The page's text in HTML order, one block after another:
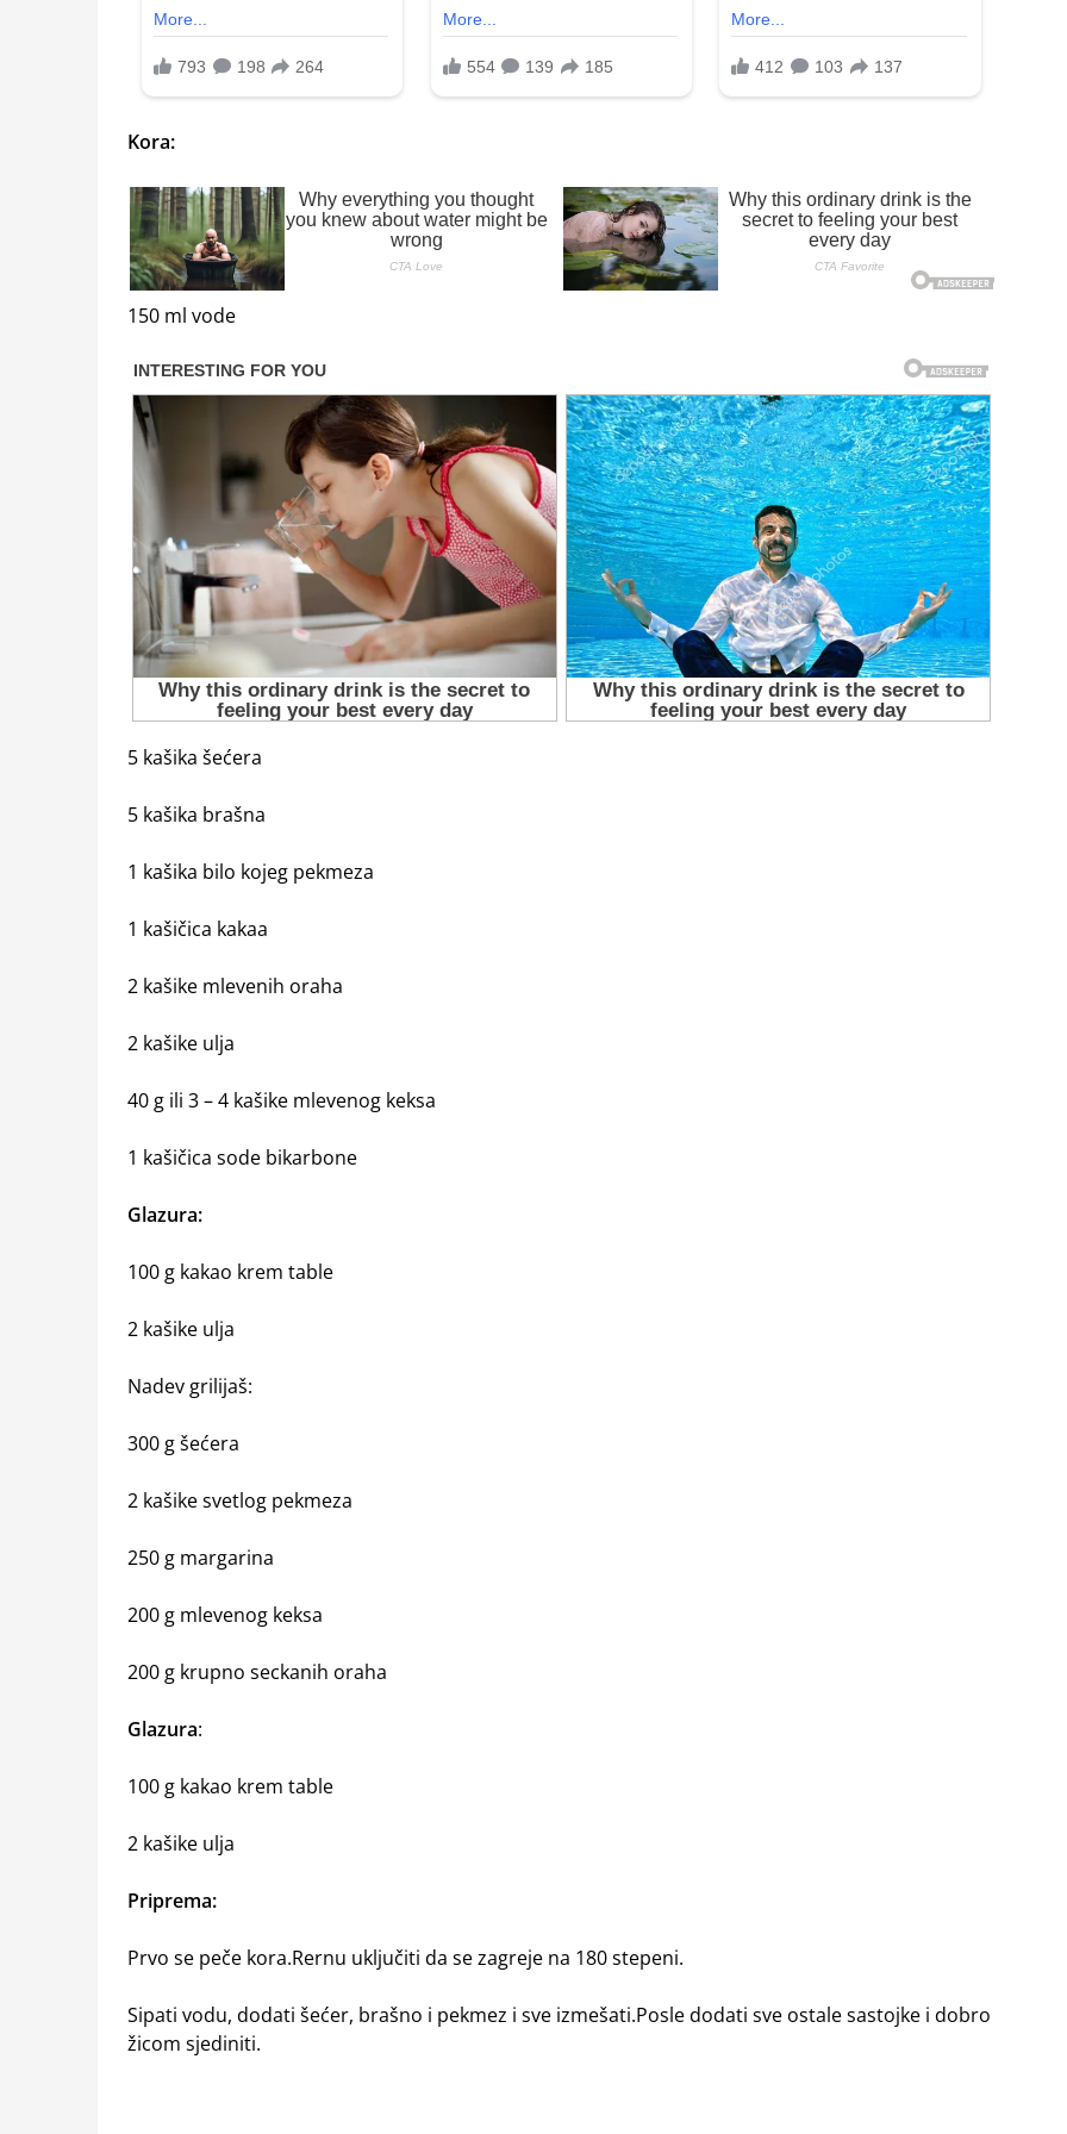
Kora:
150 ml vode
5 kašika šećera
5 kašika brašna
1 kašika bilo kojeg pekmeza
1 kašičica kakaa
2 kašike mlevenih oraha
2 kašike ulja
40 g ili 3 – 4 kašike mlevenog keksa
1 kašičica sode bikarbone
Glazura:
100 g kakao krem table
2 kašike ulja
Nadev grilijaš:
300 g šećera
2 kašike svetlog pekmeza
250 g margarina
200 g mlevenog keksa
200 g krupno seckanih oraha
Glazura:
100 g kakao krem table
2 kašike ulja
Priprema:
Prvo se peče kora.Rernu uključiti da se zagreje na 180 stepeni.
Sipati vodu, dodati šećer, brašno i pekmez i sve izmešati.Posle dodati sve ostale sastojke i dobro
žicom sjediniti.